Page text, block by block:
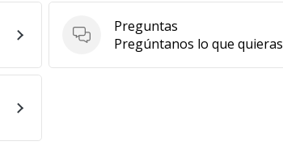
Preguntas
Preguntas
Pregúntanos lo que quieras